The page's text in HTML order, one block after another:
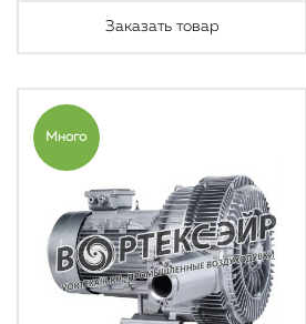
Заказать товар
Много